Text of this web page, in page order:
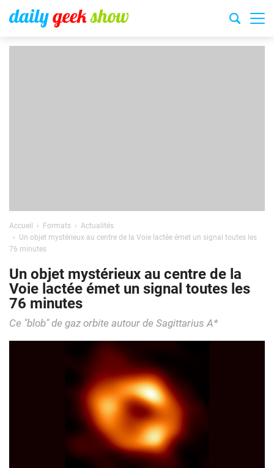
Accueil Formats
Actualités
Un objet mystérieux au centre de la Voie lactée émet un signal toutes les
76 minutes
Un objet mystérieux au centre de la
Voie lactée émet un signal toutes les
76 minutes
Ce "blob" de gaz orbite autour de Sagittarius A*